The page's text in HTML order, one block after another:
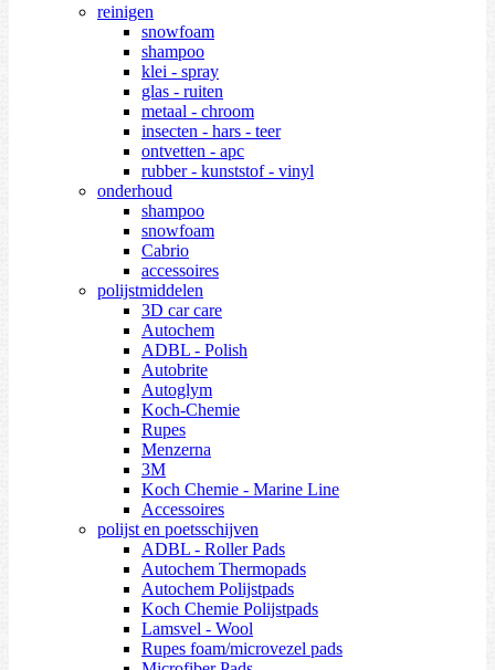
reinigen
snowfoam
shampoo
klei - spray
glas - ruiten
metaal - chroom
insecten - hars - teer
ontvetten - apc
rubber - kunststof - vinyl
onderhoud
shampoo
snowfoam
Cabrio
accessoires
polijstmiddelen
3D car care
Autochem
ADBL - Polish
Autobrite
Autoglym
Koch-Chemie
Rupes
Menzerna
3M
Koch Chemie - Marine Line
Accessoires
polijst en poetsschijven
ADBL - Roller Pads
Autochem Thermopads
Autochem Polijstpads
Koch Chemie Polijstpads
Lamsvel - Wool
Rupes foam/microvezel pads